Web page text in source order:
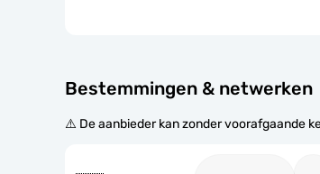
Bestemmingen & netwerken
⚠️ De aanbieder kan zonder voorafgaande